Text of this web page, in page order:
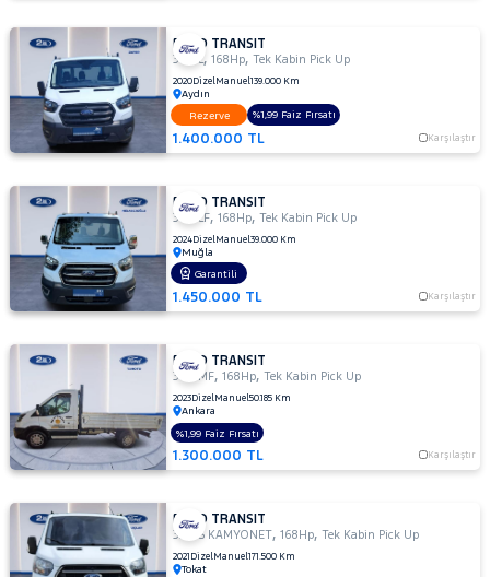
FORD TRANSIT
350 L,168Hp,Tek Kabin Pick Up
2020DizelManuel139.000 Km
Aydın
1.400.000 TL Karşılaştır
Rezerve %1,99 Faiz Fırsatı
FORD TRANSIT
350 LF,168Hp,Tek Kabin Pick Up
2024DizelManuel39.000 Km
Muğla
1.450.000 TL Karşılaştır
Garantili
FORD TRANSIT
350 MF,168Hp,Tek Kabin Pick Up
2023DizelManuel50.185 Km
Ankara
1.300.000 TL Karşılaştır
%1,99 Faiz Fırsatı
FORD TRANSIT
330 S KAMYONET,168Hp,Tek Kabin Pick Up
2021 DizelManuel171.500 Km
Tokat